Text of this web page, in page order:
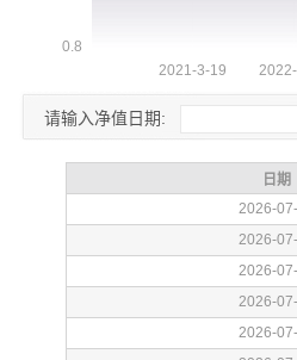
请输入净值日期: